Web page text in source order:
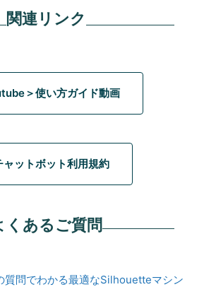
関連リンク
＞使い方ガイド動画
ャットボット利用規約
くあるご質問
質問でわかる最適なSilhouetteマシン